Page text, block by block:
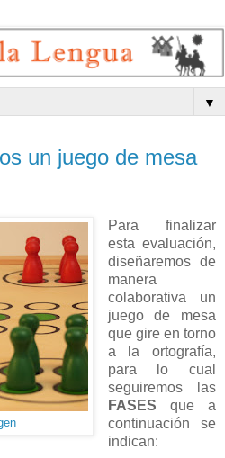
▼
un juego de mesa
Para finalizar
esta evaluación,
diseñaremos de
manera
colaborativa un
juego de mesa
que gire en torno
a la ortografía,
para lo cual
seguiremos las
FASES que a
continuación se
indican: